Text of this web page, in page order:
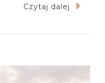
Czytaj dalej